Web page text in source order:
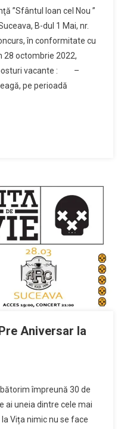
”Sfântul Ioan cel Nou ”
B-dul 1 Mai, nr.
în conformitate cu
28 octombrie 2022,
posturi vacante : –
pe perioadă
Aniversar la
împreună 30 de
ai uneia dintre cele mai
Vița nimic nu se face